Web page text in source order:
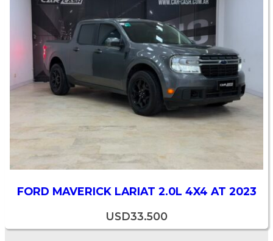
FORD MAVERICK LARIAT 2.0L 4X4 AT 2023
USD33.500